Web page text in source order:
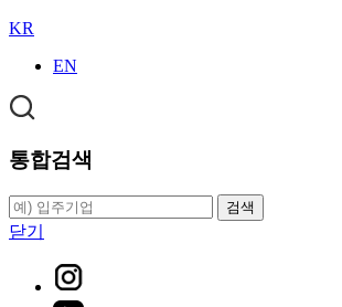
KR
EN
통합검색
검색
닫기